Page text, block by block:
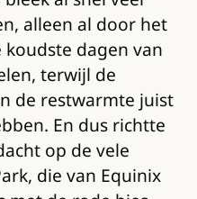
alleen al door het
dagen van
terwijl de
de restwarmte juist
En dus richtte
op de vele
die van Equinix